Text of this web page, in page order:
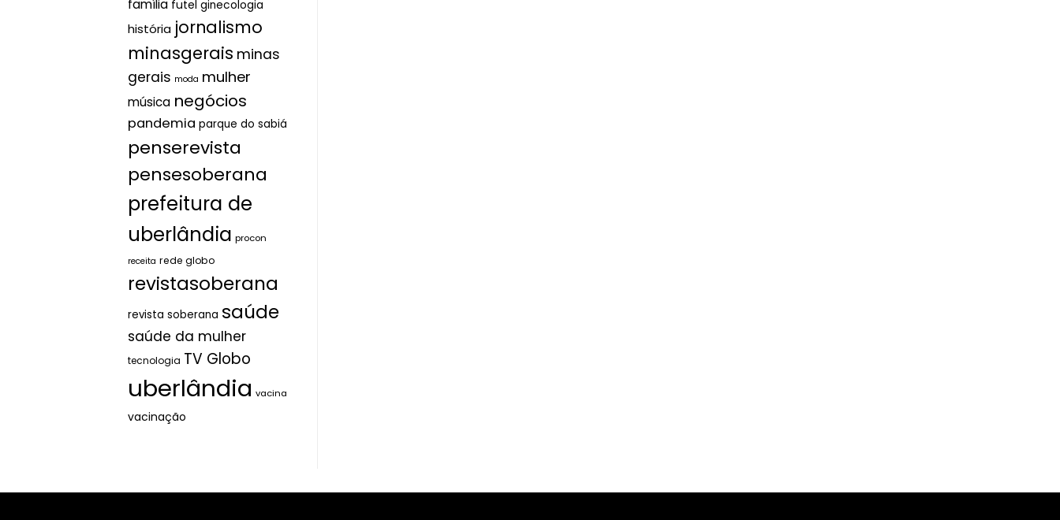
família futel ginecologia
história jornalismo
minasgerais minas
gerais moda mulher
música negócios
pandemia parque do sabiá
penserevista
pensesoberana
prefeitura de
uberlândia procon
receita rede globo
revistasoberana
revista soberana saúde
saúde da mulher
tecnologia TV Globo
uberlândia vacina
vacinação